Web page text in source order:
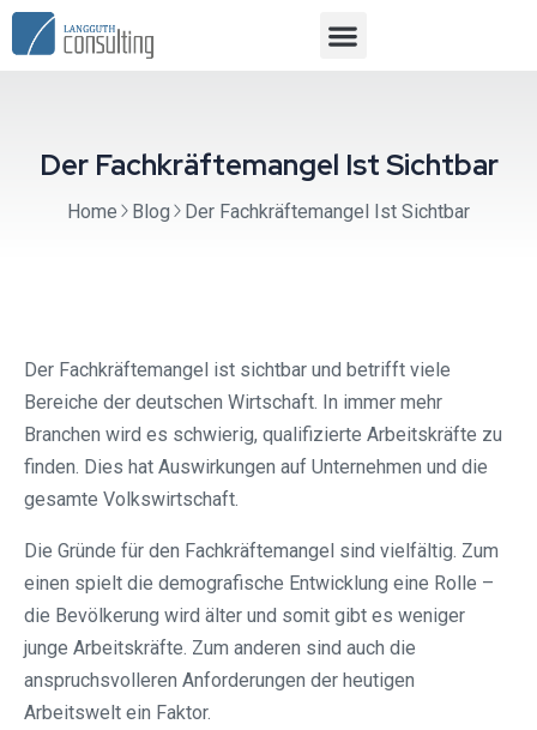
Der Fachkräftemangel Ist Sichtbar
Home Blog Der Fachkräftemangel Ist Sichtbar
Der Fachkräftemangel ist sichtbar und betrifft viele
Bereiche der deutschen Wirtschaft. In immer mehr
Branchen wird es schwierig, qualifizierte Arbeitskräfte zu
finden. Dies hat Auswirkungen auf Unternehmen und die
gesamte Volkswirtschaft.
Die Gründe für den Fachkräftemangel sind vielfältig. Zum
einen spielt die demografische Entwicklung eine Rolle –
die Bevölkerung wird älter und somit gibt es weniger
junge Arbeitskräfte. Zum anderen sind auch die
anspruchsvolleren Anforderungen der heutigen
Arbeitswelt ein Faktor.